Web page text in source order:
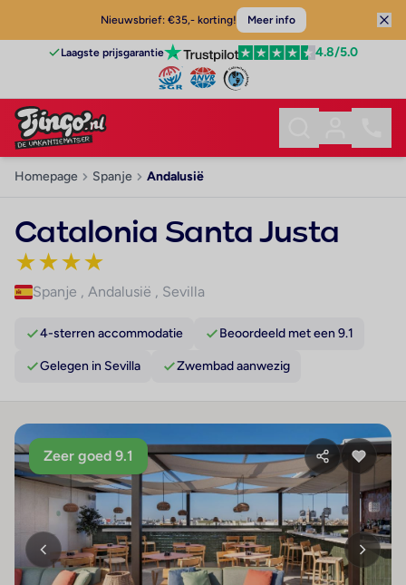
Nieuwsbrief: €35,- korting! Meer info
Laagste prijsgarantie 4.8/5.0
Homepage Spanje Andalusië
Catalonia Santa Justa
★★★★
Spanje , Andalusië , Sevilla
4-sterren accommodatie Beoordeeld met een 9.1
Gelegen in Sevilla Zwembad aanwezig
Zeer goed 9.1